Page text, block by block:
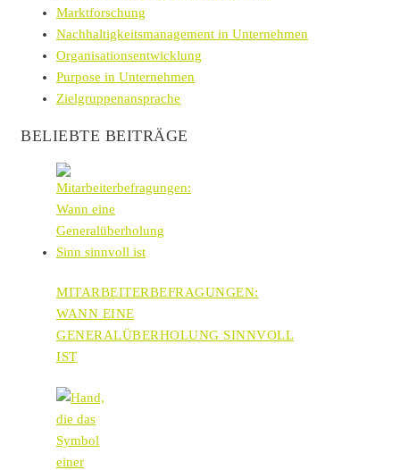
Marktforschung
Nachhaltigkeitsmanagement in Unternehmen
Organisationsentwicklung
Purpose in Unternehmen
Zielgruppenansprache
BELIEBTE BEITRÄGE
MITARBEITERBEFRAGUNGEN:
WANN EINE
GENERALÜBERHOLUNG SINNVOLL
IST